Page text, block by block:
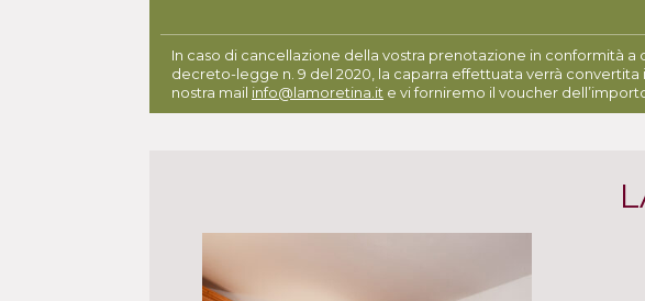
In caso di cancellazione della vostra prenotazione in conformità
decreto-legge n. 9 del 2020, la caparra effettuata verrà convertita
nostra mail info@lamoretina.it e vi forniremo il voucher